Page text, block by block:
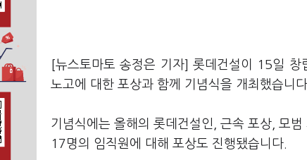
[뉴스토마토 송정은 기자] 롯데건설이 15일
노고에 대한 포상과 함께 기념식을 개최했습니
기념식에는 올해의 롯데건설인, 근속 포상, 모
17명의 임직원에 대해 포상도 진행됐습니다.